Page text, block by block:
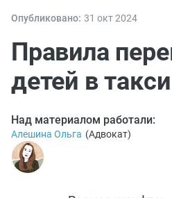
06.08 Возврат денег за риелторские
06.08
банковской гарантией#новости
Опубликовано: 31 окт2024
Правила
детей в такси
Над материалом работали:
Алешина Ольга (Адвокат)